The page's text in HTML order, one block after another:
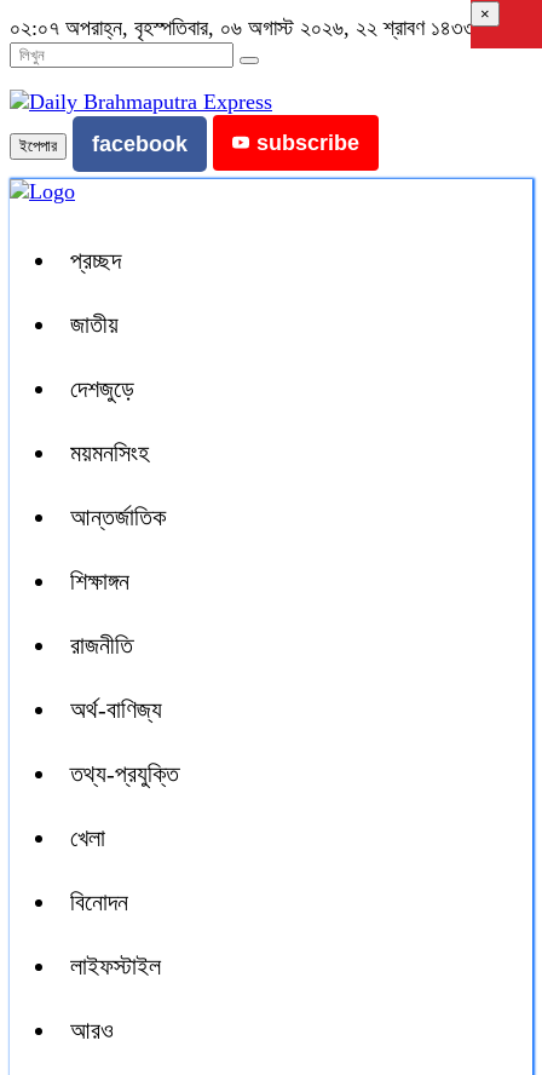
০২:০৭ অপরাহ্ন, বৃহস্পতিবার, ০৬ অগাস্ট ২০২৬, ২২ শ্রাবণ ১৪৩৩ বঙ্গাব্দ
ইপেপার facebook subscribe
প্রচ্ছদ
জাতীয়
দেশজুড়ে
ময়মনসিংহ
আন্তর্জাতিক
শিক্ষাঙ্গন
রাজনীতি
অর্থ-বাণিজ্য
তথ্য-প্রযুক্তি
খেলা
বিনোদন
লাইফস্টাইল
আরও
×